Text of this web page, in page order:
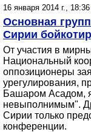
16 января 2014 г., 18:36
Основная
Сирии
От участия в
Национальный
оппозиционеры
урегулирования,
Башаром Асадом,
невыполнимым".
Сирии только
конференции.